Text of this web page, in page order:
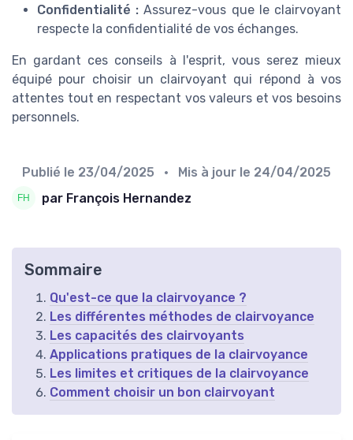
Confidentialité : Assurez-vous que le clairvoyant
respecte la confidentialité de vos échanges.
En gardant ces conseils à l'esprit, vous serez mieux
équipé pour choisir un clairvoyant qui répond à vos
attentes tout en respectant vos valeurs et vos besoins
personnels.
Publié le 23/04/2025 • Mis à jour le 24/04/2025
par François Hernandez
Sommaire
Qu'est-ce que la clairvoyance ?
Les différentes méthodes de clairvoyance
Les capacités des clairvoyants
Applications pratiques de la clairvoyance
Les limites et critiques de la clairvoyance
Comment choisir un bon clairvoyant